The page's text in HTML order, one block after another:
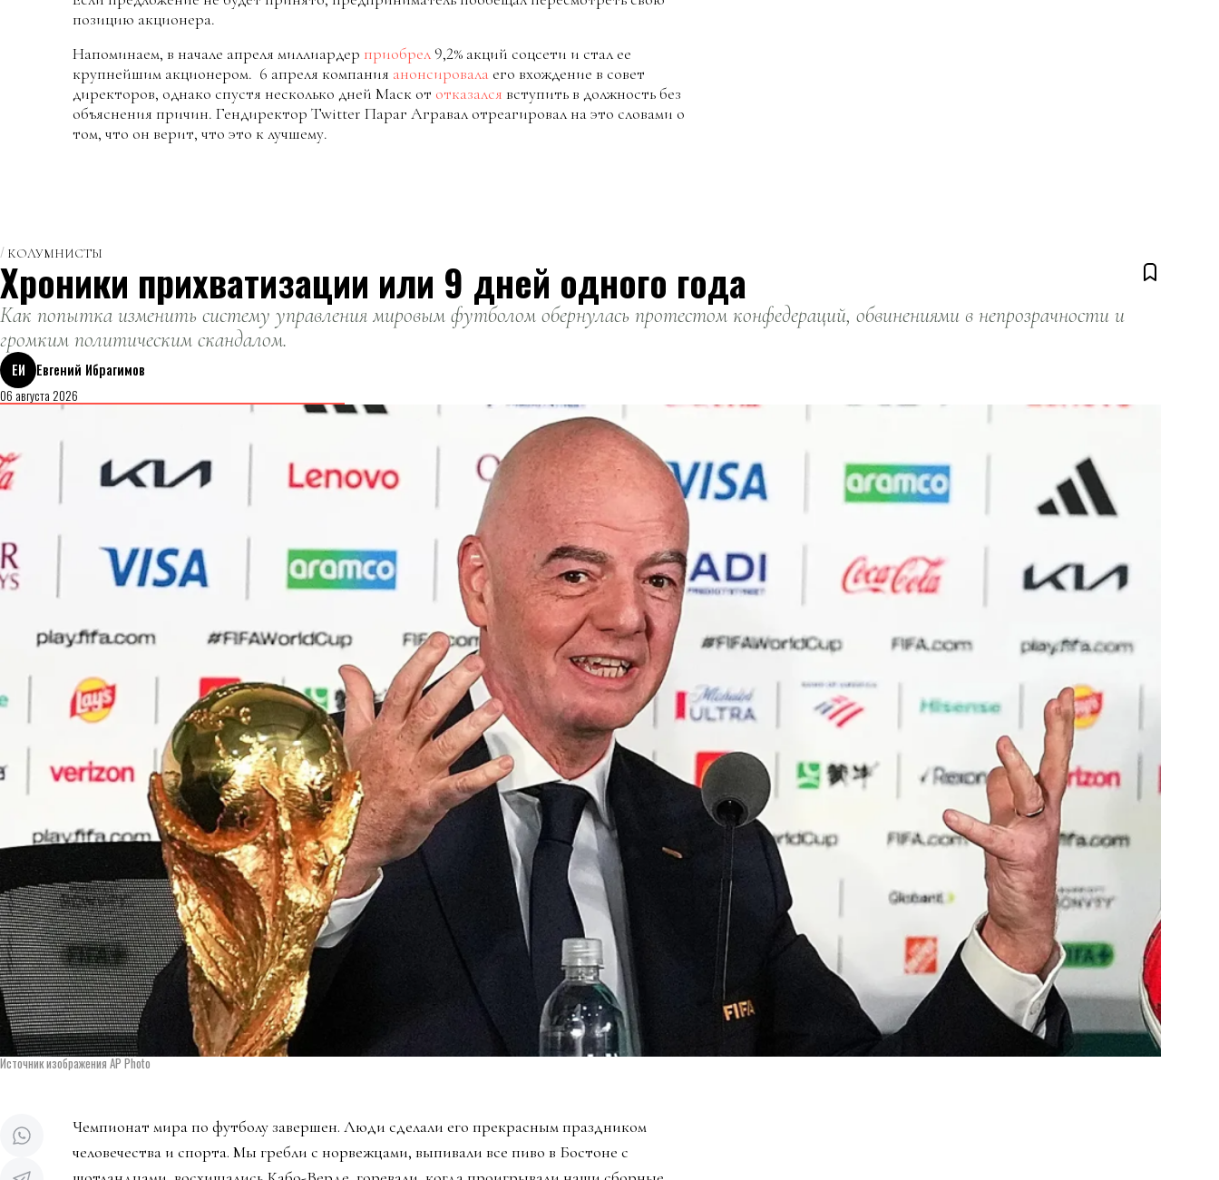
позицию акционера.
Напоминаем, в начале апреля миллиардер приобрел 9,2% акций соцсети и стал ее
крупнейшим акционером. 6 апреля компания анонсировала его вхождение в совет
директоров, однако спустя несколько дней Маск от отказался вступить в должность без
объяснения причин. Гендиректор Twitter Параг Агравал отреагировал на это словами о
том, что он верит, что это к лучшему.
КОЛУМНИСТЫ
Хроники прихватизации или 9 дней одного года
Как попытка изменить систему управления мировым футболом обернулась протестом конфедераций, обвинениями в непрозрачности и
громким политическим скандалом.
ЕИ
Евгений Ибрагимов
06 августа 2026
Источник изображения AP Photo
Чемпионат мира по футболу завершен. Люди сделали его прекрасным праздником
человечества и спорта. Мы гребли с норвежцами, выпивали все пиво в Бостоне с